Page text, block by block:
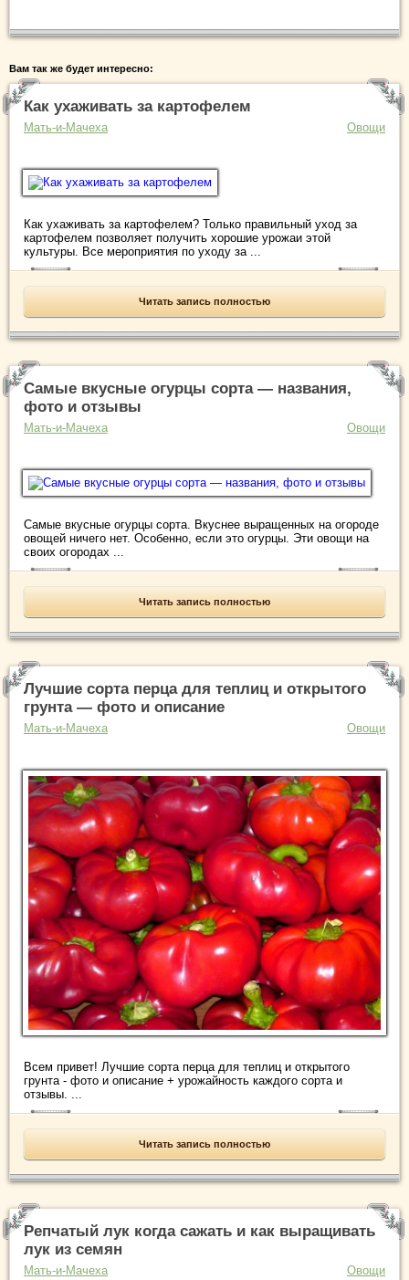
Вам так же будет интересно:
Как ухаживать за картофелем
Мать-и-Мачеха Овощи
Как ухаживать за картофелем? Только правильный уход за
картофелем позволяет получить хорошие урожаи этой
культуры. Все мероприятия по уходу за ...
Читать запись полностью
Самые вкусные огурцы сорта — названия,
фото и отзывы
Мать-и-Мачеха Овощи
Самые вкусные огурцы сорта. Вкуснее выращенных на огороде
овощей ничего нет. Особенно, если это огурцы. Эти овощи на
своих огородах ...
Читать запись полностью
Лучшие сорта перца для теплиц и открытого
грунта — фото и описание
Мать-и-Мачеха Овощи
Всем привет! Лучшие сорта перца для теплиц и открытого
грунта - фото и описание + урожайность каждого сорта и
отзывы. ...
Читать запись полностью
Репчатый лук когда сажать и как выращивать
лук из семян
Мать-и-Мачеха Овощи